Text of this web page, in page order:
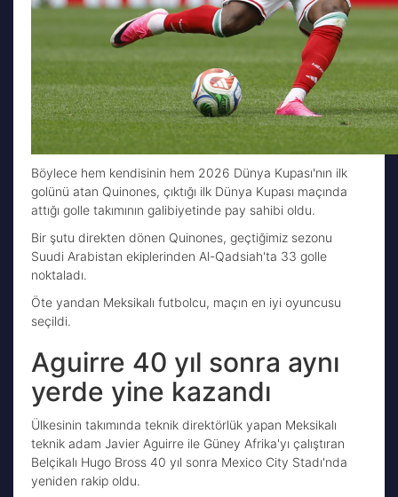
Böylece hem kendisinin hem 2026 Dünya Kupası'nın ilk
golünü atan Quinones, çıktığı ilk Dünya Kupası maçında
attığı golle takımının galibiyetinde pay sahibi oldu.
Bir şutu direkten dönen Quinones, geçtiğimiz sezonu
Suudi Arabistan ekiplerinden Al-Qadsiah'ta 33 golle
noktaladı.
Öte yandan Meksikalı futbolcu, maçın en iyi oyuncusu
seçildi.
Aguirre 40 yıl sonra aynı
yerde yine kazandı
Ülkesinin takımında teknik direktörlük yapan Meksikalı
teknik adam Javier Aguirre ile Güney Afrika'yı çalıştıran
Belçikalı Hugo Bross 40 yıl sonra Mexico City Stadı'nda
yeniden rakip oldu.